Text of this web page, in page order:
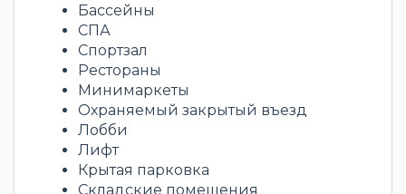
Бассейны
СПА
Спортзал
Рестораны
Минимаркеты
Охраняемый закрытый въезд
Лобби
Лифт
Крытая парковка
Складские помещения